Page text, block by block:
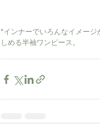
*インナーでいろんなイメージ
しめる半袖ワンピース。